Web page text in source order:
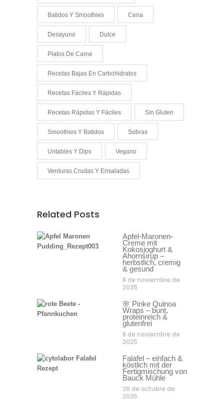
Batidos Y Smoothies Cena
Desayuno Dulce
Platos De Carne
Recetas Bajas En Carbohidratos
Recetas Fáciles Y Rápidas
Recetas Rápidas Y Fáciles Sin Gluten
Smoothies Y Batidos Sobras
Untables Y Dips Vegano
Verduras Crudas Y Ensaladas
Related Posts
Apfel-Maronen-
Creme mit
Kokosjoghurt &
Ahornsirup –
herbstlich, cremig
& gesund
8 de noviembre de
2025
🌸 Pinke Quinoa
Wraps – bunt,
proteinreich &
glutenfrei
8 de noviembre de
2025
Falafel – einfach &
köstlich mit der
Fertigmischung von
Bauck Mühle
26 de octubre de
2025